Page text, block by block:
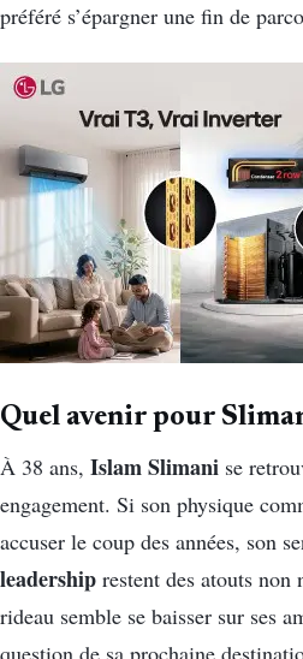
préféré s’épargner une fin de
Quel avenir pour
À 38 ans, Islam Slimani se
engagement. Si son physique
accuser le coup des années, son
leadership restent des atouts non
rideau semble se baisser sur ses